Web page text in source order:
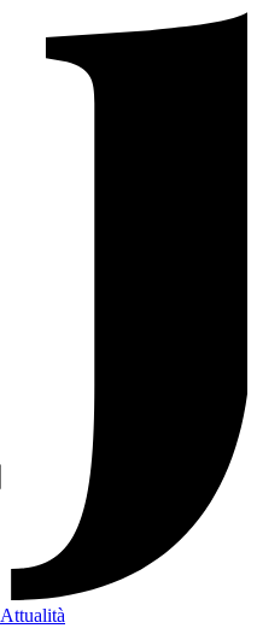
Attualità